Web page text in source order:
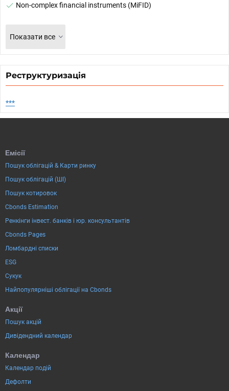
Non-complex financial instruments (MiFID)
Показати все
Реструктуризація
***
Емісії
Пошук облігацій & Карти ринку
Пошук облігацій (ШІ)
Пошук котировок
Cbonds Estimation
Ренкінги інвест. банків і юр. консультантів
Cbonds Pages
Ломбардні списки
ESG
Сукук
Найпопулярніші облігації на Cbonds
Акції
Пошук акцій
Дивідендний календар
Календар
Календар подій
Дефолти